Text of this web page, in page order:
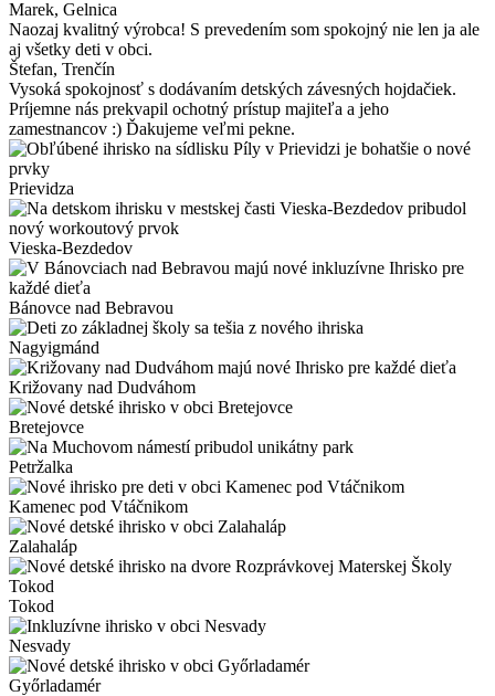
Marek, Gelnica
Naozaj kvalitný výrobca! S prevedením som spokojný nie len ja ale
aj všetky deti v obci.
Štefan, Trenčín
Vysoká spokojnosť s dodávaním detských závesných hojdačiek.
Príjemne nás prekvapil ochotný prístup majiteľa a jeho
zamestnancov :) Ďakujeme veľmi pekne.
Prievidza
Vieska-Bezdedov
Bánovce nad Bebravou
Nagyigmánd
Križovany nad Dudváhom
Bretejovce
Petržalka
Kamenec pod Vtáčnikom
Zalahaláp
Tokod
Nesvady
Győrladamér